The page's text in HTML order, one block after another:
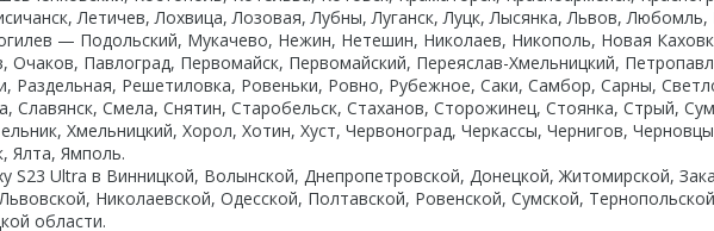
Летичев, Лохвица, Лозовая, Лубны, Луганск, Луцк, Лысянка, Львов,
— Подольский, Мукачево, Нежин, Нетешин, Николаев, Никополь, Новая
Павлоград, Первомайск, Первомайский, Переяслав-Хмельницкий,
Раздельная, Решетиловка, Ровеньки, Ровно, Рубежное, Саки, Самбор, Сарны,
Славянск, Смела, Снятин, Старобельск, Стаханов, Сторожинец, Стоянка, Стрый,
Хмельницкий, Хорол, Хотин, Хуст, Червоноград, Черкассы, Чернигов,
Ялта, Ямполь.
S23 Ultra в Винницкой, Волынской, Днепропетровской, Донецкой, Житомирской,
Николаевской, Одесской, Полтавской, Ровенской, Сумской,
области.